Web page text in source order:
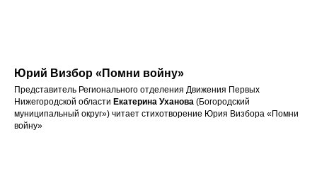
Юрий Визбор «Помни войну»
Представитель Регионального отделения Движения Первых
Нижегородской области Екатерина Уханова (Богородский
муниципальный округ») читает стихотворение Юрия Визбора «Помни
войну»